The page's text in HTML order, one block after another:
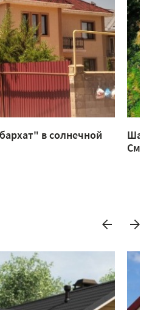
в солнечной